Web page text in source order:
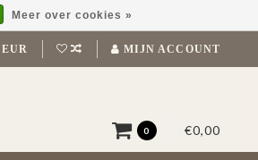
EUR MIJN ACCOUNT
0 €0,00
Meer over cookies »